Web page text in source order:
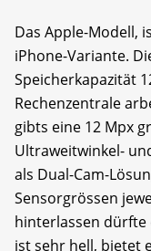
Das Apple-Modell,
iPhone-Variante.
Speicherkapazität
Rechenzentrale
gibts eine 12 Mpx
Ultraweitwinkel-
als Dual-Cam-
Sensorgrössen
hinterlassen dürfte
ist sehr hell, bietet